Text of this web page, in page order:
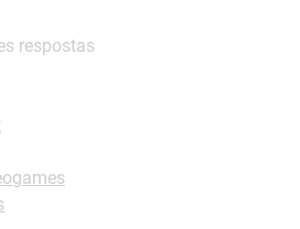
respostas